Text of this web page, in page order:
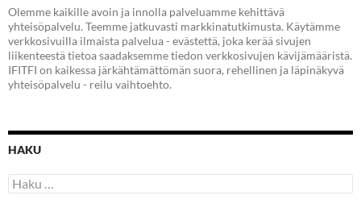
Olemme kaikille avoin ja innolla palveluamme kehittävä
yhteisöpalvelu. Teemme jatkuvasti markkinatutkimusta. Käytämme
verkkosivuilla ilmaista palvelua - evästettä, joka kerää sivujen
liikenteestä tietoa saadaksemme tiedon verkkosivujen kävijämääristä.
IFITFI on kaikessa järkähtämättömän suora, rehellinen ja läpinäkyvä
yhteisöpalvelu - reilu vaihtoehto.
HAKU
Haku: